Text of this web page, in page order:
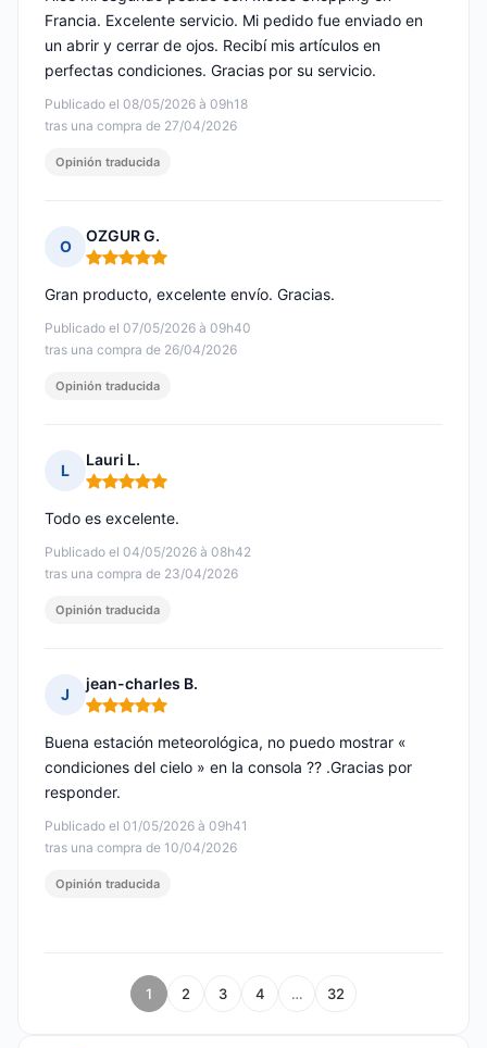
Publicado el 08/05/2026 à 09h18
tras una compra de 27/04/2026
Francia. Excelente servicio. Mi pedido fue enviado en
un abrir y cerrar de ojos. Recibí mis artículos en
perfectas condiciones. Gracias por su servicio.
Opinión traducida
O
OZGUR G.
Nota: 5 de 5
Publicado el 07/05/2026 à 09h40
tras una compra de 26/04/2026
Gran producto, excelente envío. Gracias.
Opinión traducida
L
Lauri L.
Nota: 5 de 5
Publicado el 04/05/2026 à 08h42
tras una compra de 23/04/2026
Todo es excelente.
Opinión traducida
J
jean-charles B.
Nota: 5 de 5
Publicado el 01/05/2026 à 09h41
tras una compra de 10/04/2026
Buena estación meteorológica, no puedo mostrar «
condiciones del cielo » en la consola ?? .Gracias por
responder.
Opinión traducida
1 2 3 4 … 32